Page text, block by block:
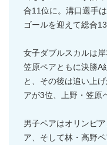
合11位に。溝口選手
ゴールを迎えて総合
女子ダブルスカルは
笠原ペアともに決勝A
と、その後は追い上
アが3位、上野・笠原
男子ペアはオリンピ
ア、そして林・高野